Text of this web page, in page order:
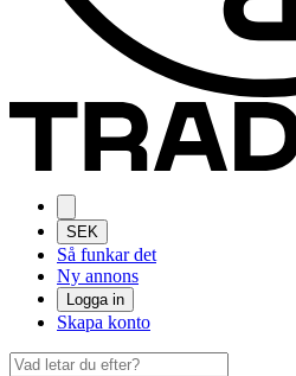
SEK
Så funkar det
Ny annons
Logga in
Skapa konto